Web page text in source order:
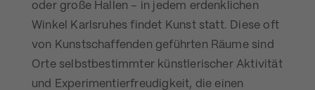
oder große Hallen – in jedem erdenklichen
Winkel Karlsruhes findet Kunst statt. Diese oft
von Kunstschaffenden geführten Räume sind
Orte selbstbestimmter künstlerischer Aktivität
und Experimentierfreudigkeit, die einen